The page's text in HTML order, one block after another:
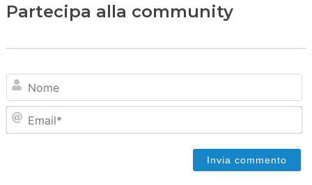
Partecipa alla community